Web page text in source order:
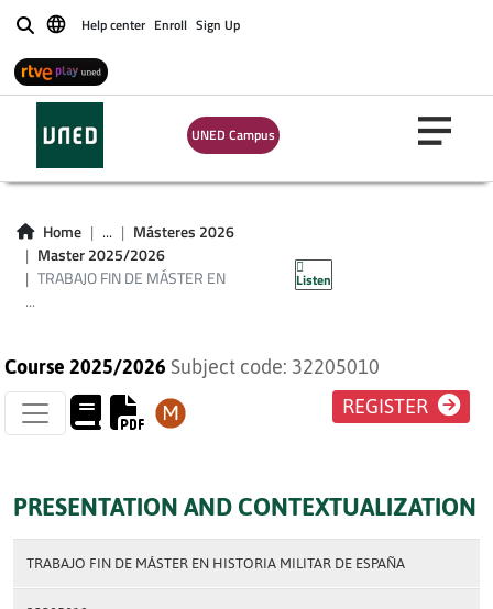
BuscarHelp center Enroll Sign Up
UNED Campus
Home ...
Másteres 2026
Master 2025/2026
TRABAJO FIN DE MÁSTER EN
...
Listen
TRABAJO FIN DE
MÁSTER EN
HISTORIA MILITAR
DE ESPAÑA
Course 2025/2026 Subject code: 32205010
REGISTER
PRESENTATION AND CONTEXTUALIZATION
TRABAJO FIN DE MÁSTER EN HISTORIA MILITAR DE ESPAÑA